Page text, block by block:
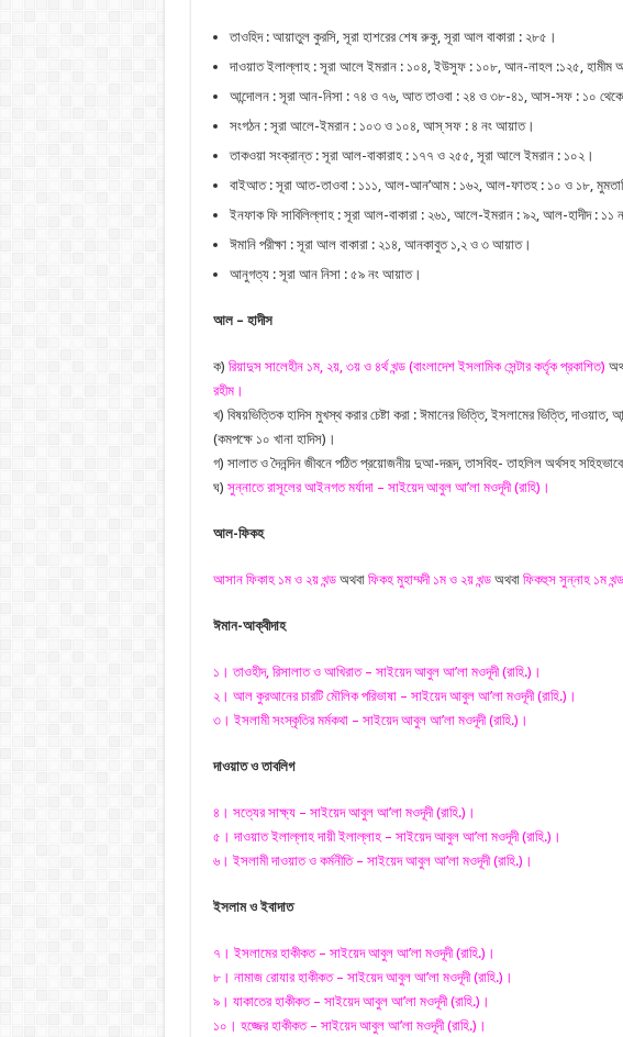
তাওহিদ : আয়াতুল কুরসি, সূরা হাশরের শেষ রুকু, সূরা আল বাকারা : ২৮৫।
দাওয়াত ইলাল্লাহ : সূরা আলে ইমরান : ১০৪, ইউসুফ : ১০৮, আন-নাহল :১২৫, হামীম
আন্দোলন : সূরা আন-নিসা : ৭৪ ও ৭৬, আত তাওবা : ২৪ ও ৩৮-৪১, আস-সফ : ১০
সংগঠন : সূরা আলে-ইমরান : ১০৩ ও ১০৪, আস্ সফ : ৪ নং আয়াত।
তাকওয়া সংক্রান্ত : সূরা আল-বাকারাহ : ১৭৭ ও ২৫৫, সূরা আলে ইমরান : ১০২।
বাইআত : সূরা আত-তাওবা : ১১১, আল-আন’আম : ১৬২, আল-ফাতহ : ১০ ও ১৮,
ইনফাক ফি সাবিলিল্লাহ : সূরা আল-বাকারা : ২৬১, আলে-ইমরান : ৯২, আল-হাদীদ : ১১
ঈমানি পরীক্ষা : সূরা আল বাকারা : ২১৪, আনকাবুত ১,২ ও ৩ আয়াত।
আনুগত্য : সূরা আন নিসা : ৫৯ নং আয়াত।
আল – হাদীস
ক) রিয়াদুস সালেহীন ১ম, ২য়, ৩য় ও ৪র্থ খন্ড (বাংলাদেশ ইসলামিক সেন্টার কর্তৃক প্রকাশিত)
রহীম।
খ) বিষয়ভিত্তিক হাদিস মুখস্থ করার চেষ্টা করা : ঈমানের ভিত্তি, ইসলামের ভিত্তি,
(কমপক্ষে ১০ খানা হাদিস)।
গ) সালাত ও দৈনন্দিন জীবনে পঠিত প্রয়োজনীয় দুআ-দরূদ, তাসবিহ- তাহলিল অর্থসহ
ঘ) সুন্নাতে রাসূলের আইনগত মর্যাদা – সাইয়েদ আবুল আ’লা মওদূদী (রাহি)।
আল-ফিকহ
আসান ফিকাহ ১ম ও ২য় খন্ডঅথবা ফিকহ মুহাম্মদী ১ম ও ২য় খন্ডঅথবা ফিকহুস সুন্নাহ ১ম
ঈমান-আক্বীদাহ
১। তাওহীদ, রিসালাত ও আখিরাত – সাইয়েদ আবুল আ’লা মওদূদী (রাহি.)।
২। আল কুরআনের চারটি মৌলিক পরিভাষা – সাইয়েদ আবুল আ’লা মওদূদী (রাহি.)।
৩। ইসলামী সংস্কৃতির মর্মকথা – সাইয়েদ আবুল আ’লা মওদূদী (রাহি.)।
দাওয়াত ও তাবলিগ
৪। সত্যের সাক্ষ্য – সাইয়েদ আবুল আ’লা মওদূদী (রাহি.)।
৫। দাওয়াত ইলাল্লাহ দায়ী ইলাল্লাহ – সাইয়েদ আবুল আ’লা মওদূদী (রাহি.)।
৬। ইসলামী দাওয়াত ও কর্মনীতি – সাইয়েদ আবুল আ’লা মওদূদী (রাহি.)।
ইসলাম ও ইবাদাত
৭। ইসলামের হাকীকত – সাইয়েদ আবুল আ’লা মওদূদী (রাহি.)।
৮। নামাজ রোযার হাকীকত – সাইয়েদ আবুল আ’লা মওদূদী (রাহি.)।
৯। যাকাতের হাকীকত – সাইয়েদ আবুল আ’লা মওদূদী (রাহি.)।
১০। হজ্জের হাকীকত – সাইয়েদ আবুল আ’লা মওদূদী (রাহি.)।